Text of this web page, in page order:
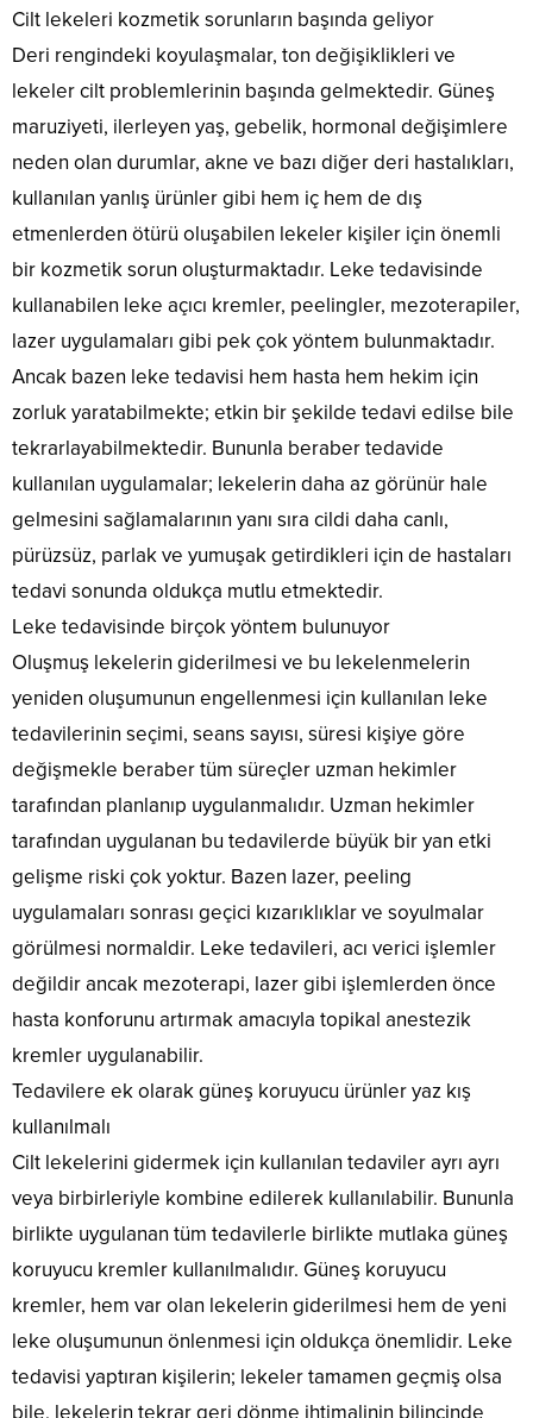
Cilt lekeleri kozmetik sorunların başında geliyor
Deri rengindeki koyulaşmalar, ton değişiklikleri ve
lekeler cilt problemlerinin başında gelmektedir. Güneş
maruziyeti, ilerleyen yaş, gebelik, hormonal değişimlere
neden olan durumlar, akne ve bazı diğer deri hastalıkları,
kullanılan yanlış ürünler gibi hem iç hem de dış
etmenlerden ötürü oluşabilen lekeler kişiler için önemli
bir kozmetik sorun oluşturmaktadır. Leke tedavisinde
kullanabilen leke açıcı kremler, peelingler, mezoterapiler,
lazer uygulamaları gibi pek çok yöntem bulunmaktadır.
Ancak bazen leke tedavisi hem hasta hem hekim için
zorluk yaratabilmekte; etkin bir şekilde tedavi edilse bile
tekrarlayabilmektedir. Bununla beraber tedavide
kullanılan uygulamalar; lekelerin daha az görünür hale
gelmesini sağlamalarının yanı sıra cildi daha canlı,
pürüzsüz, parlak ve yumuşak getirdikleri için de hastaları
tedavi sonunda oldukça mutlu etmektedir.
Leke tedavisinde birçok yöntem bulunuyor
Oluşmuş lekelerin giderilmesi ve bu lekelenmelerin
yeniden oluşumunun engellenmesi için kullanılan leke
tedavilerinin seçimi, seans sayısı, süresi kişiye göre
değişmekle beraber tüm süreçler uzman hekimler
tarafından planlanıp uygulanmalıdır. Uzman hekimler
tarafından uygulanan bu tedavilerde büyük bir yan etki
gelişme riski çok yoktur. Bazen lazer, peeling
uygulamaları sonrası geçici kızarıklıklar ve soyulmalar
görülmesi normaldir. Leke tedavileri, acı verici işlemler
değildir ancak mezoterapi, lazer gibi işlemlerden önce
hasta konforunu artırmak amacıyla topikal anestezik
kremler uygulanabilir.
Tedavilere ek olarak güneş koruyucu ürünler yaz kış
kullanılmalı
Cilt lekelerini gidermek için kullanılan tedaviler ayrı ayrı
veya birbirleriyle kombine edilerek kullanılabilir. Bununla
birlikte uygulanan tüm tedavilerle birlikte mutlaka güneş
koruyucu kremler kullanılmalıdır. Güneş koruyucu
kremler, hem var olan lekelerin giderilmesi hem de yeni
leke oluşumunun önlenmesi için oldukça önemlidir. Leke
tedavisi yaptıran kişilerin; lekeler tamamen geçmiş olsa
bile, lekelerin tekrar geri dönme ihtimalinin bilincinde